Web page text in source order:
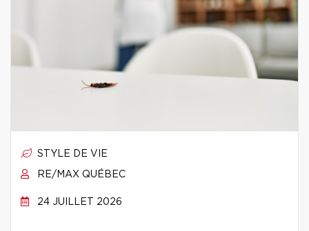
STYLE DE VIE
RE/MAX QUÉBEC
24 JUILLET 2026